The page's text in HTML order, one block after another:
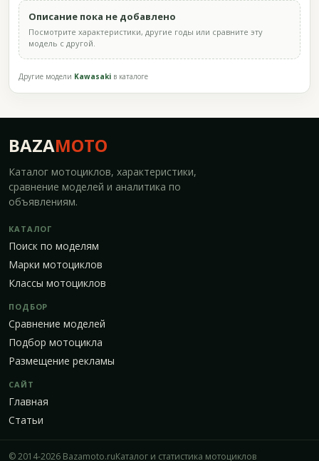
Описание пока не добавлено
Посмотрите характеристики, другие годы или сравните эту
модель с другой.
Другие модели Kawasaki в каталоге
BAZAMOTO
Каталог мотоциклов, характеристики,
сравнение моделей и аналитика по
объявлениям.
КАТАЛОГ
Поиск по моделям
Марки мотоциклов
Классы мотоциклов
ПОДБОР
Сравнение моделей
Подбор мотоцикла
Размещение рекламы
САЙТ
Главная
Статьи
© 2014-2026 Bazamoto.ruКаталог и статистика мотоциклов